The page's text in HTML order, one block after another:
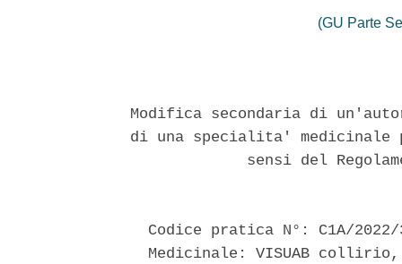
(GU Parte
Modifica secondaria di
di una specialita' medicinale
sensi del
Codice pratica N°: C1A/
Medicinale: VISUAB